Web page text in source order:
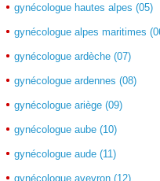
gynécologue hautes alpes (05)
gynécologue alpes maritimes
gynécologue ardèche (07)
gynécologue ardennes (08)
gynécologue ariège (09)
gynécologue aube (10)
gynécologue aude (11)
gynécologue aveyron (12)